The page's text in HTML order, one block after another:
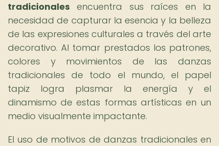
tradicionales encuentra sus raíces en la
necesidad de capturar la esencia y la belleza
de las expresiones culturales a través del arte
decorativo. Al tomar prestados los patrones,
colores y movimientos de las danzas
tradicionales de todo el mundo, el papel
tapiz logra plasmar la energía y el
dinamismo de estas formas artísticas en un
medio visualmente impactante.
El uso de motivos de danzas tradicionales en